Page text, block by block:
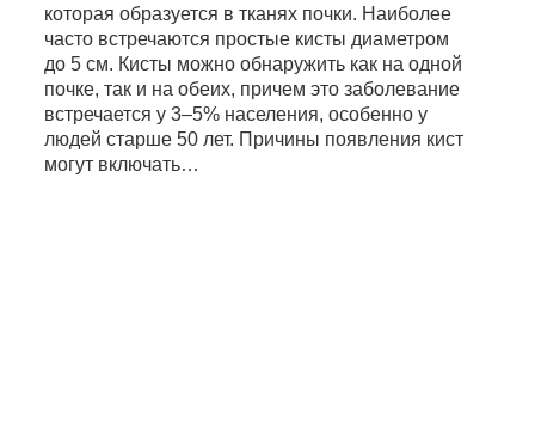
которая образуется в тканях почки. Наиболее
часто встречаются простые кисты диаметром
до 5 см. Кисты можно обнаружить как на одной
почке, так и на обеих, причем это заболевание
встречается у 3–5% населения, особенно у
людей старше 50 лет. Причины появления кист
могут включать…